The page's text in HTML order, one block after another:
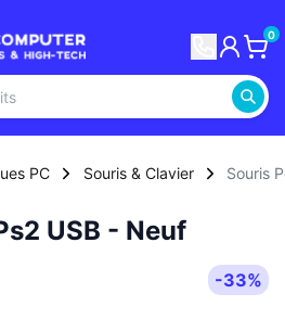
0
PC Souris & Clavier Souris
USB - Neuf
-33%